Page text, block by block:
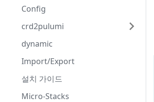
Config
crd2pulumi
dynamic
Import/Export
설치 가이드
Micro-Stacks